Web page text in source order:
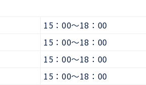
15：00～18：00
15：00～18：00
15：00～18：00
15：00～18：00